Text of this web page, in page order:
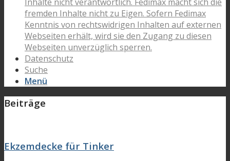
fremden Inhalte nicht zu Eigen. Sofern Fedimax
Kenntnis von rechtswidrigen Inhalten auf externen
Webseiten erhält, wird sie den Zugang zu diesen
Webseiten unverzüglich sperren.
Datenschutz
Suche
Menü
Beiträge
Ekzemdecke für Tinker